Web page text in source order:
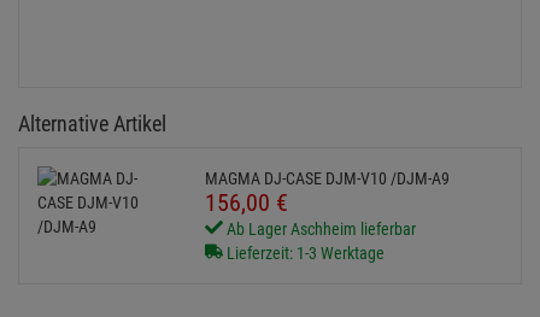
Alternative Artikel
MAGMA DJ-CASE DJM-V10 /DJM-A9
156,00 €
Ab Lager Aschheim lieferbar
Lieferzeit: 1-3 Werktage